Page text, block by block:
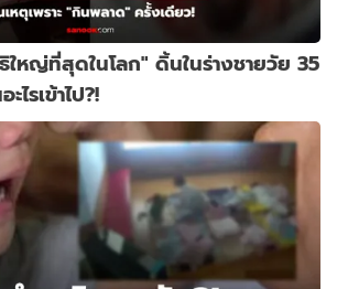
หญ่ที่สุดในโลก" ดิ้นในร่างชายวัย 35
รเข้าไป?!